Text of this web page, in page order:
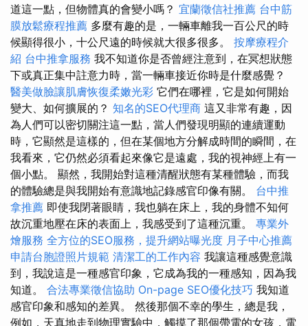
道這一點，但物體真的會變小嗎？ 宜蘭徵信社推薦 台中筋
膜放鬆療程推薦 多麼有趣的是，一輛車離我一百公尺的時
候顯得很小，十公尺遠的時候就大很多很多。 按摩療程介
紹 台中推拿服務 我不知道你是否曾經注意到，在冥想狀態
下或真正集中註意力時，當一輛車接近你時是什麼感覺？
醫美做臉讓肌膚恢復柔嫩光彩 它們在哪裡，它是如何開始
變大、如何擴展的？ 知名的SEO代理商 這又非常有趣，因
為人們可以密切關注這一點，當人們發現明顯的連續運動
時，它顯然是這樣的，但在某個地方分解成時間的瞬間，在
我看來，它仍然必須看起來像它是遠處，我的視神經上有一
個小點。 顯然，我開始對這種清醒狀態有某種體驗，而我
的體驗總是與我開始有意識地記錄感官印像有關。 台中推
拿推薦 即使我閉著眼睛，我也躺在床上，我的身體不知何
故沉重地壓在床的表面上，我感受到了這種沉重。 專業外
燴服務 全方位的SEO服務，提升網站曝光度 月子中心推薦
申請台胞證照片規範 清潔工的工作內容 我讓這種感覺意識
到，我說這是一種感官印象，它成為我的一種感知，因為我
知道。 合法專業徵信協助 On-page SEO優化技巧 我知道
感官印象和感知的差異。 然後那個不幸的學生，總是我，
例如，天真地走到物理實驗中，觸摸了那個帶電的女孩，電